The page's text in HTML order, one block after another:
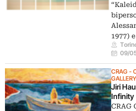
1977)
09/
CRAG -
GALLERY
Jiri
Infinity
CRAG